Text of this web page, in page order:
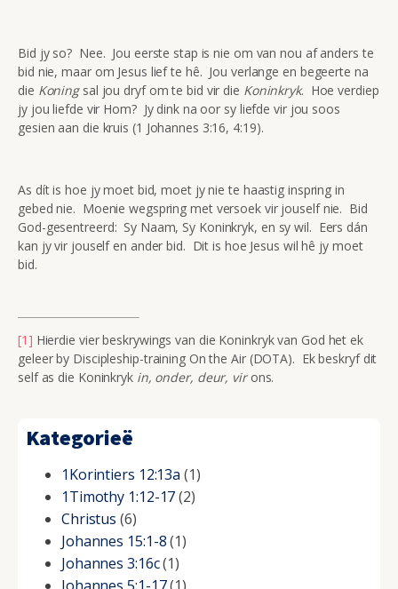
Bid jy so? Nee. Jou eerste stap is nie om van nou af anders te
bid nie, maar om Jesus lief te hê. Jou verlange en begeerte na
die Koningsal jou dryf om te bid vir die Koninkryk. Hoe verdiep
jy jou liefde vir Hom? Jy dink na oor sy liefde vir jou soos
gesien aan die kruis (1 Johannes 3:16, 4:19).
As dít is hoe jy moet bid, moet jy nie te haastig inspring in
gebed nie. Moenie wegspring met versoek vir jouself nie. Bid
God-gesentreerd: Sy Naam, Sy Koninkryk, en sy wil. Eers dán
kan jy vir jouself en ander bid. Dit is hoe Jesus wil hê jy moet
bid.
[1] Hierdie vier beskrywings van die Koninkryk van God het ek
geleer by Discipleship-training On the Air (DOTA). Ek beskryf dit
self as die Koninkryk in, onder, deur, virons.
Kategorieë
1Korintiers 12:13a (1)
1Timothy 1:12-17(2)
Christus (6)
Johannes 15:1-8(1)
Johannes 3:16c(1)